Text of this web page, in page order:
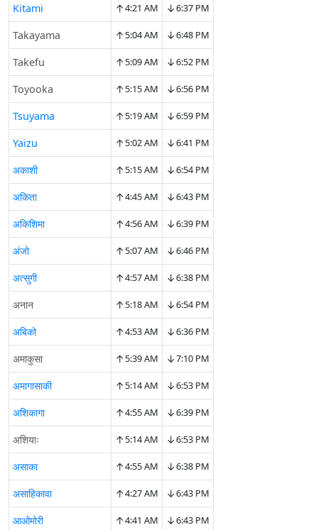
Kitami ↑4:21 AM ↓6:37 PM
Takayama ↑5:04 AM ↓6:48 PM
Takefu ↑5:09 AM ↓6:52 PM
Toyooka ↑5:15 AM ↓6:56 PM
Tsuyama ↑5:19 AM ↓6:59 PM
Yaizu ↑5:02 AM ↓6:41 PM
अकाशी ↑5:15 AM ↓6:54 PM
अकिता ↑4:45 AM ↓6:43 PM
अकिशिमा ↑4:56 AM ↓6:39 PM
अंजो ↑5:07 AM ↓6:46 PM
अत्सुगी ↑4:57 AM ↓6:38 PM
अनान ↑5:18 AM ↓6:54 PM
अबिको ↑4:53 AM ↓6:36 PM
अमाकुसा ↑5:39 AM ↓7:10 PM
अमागासाकी ↑5:14 AM ↓6:53 PM
अशिकागा ↑4:55 AM ↓6:39 PM
अशियाः ↑5:14 AM ↓6:53 PM
असाका ↑4:55 AM ↓6:38 PM
असाहिकावा ↑4:27 AM ↓6:43 PM
आओमोरी ↑4:41 AM ↓6:43 PM